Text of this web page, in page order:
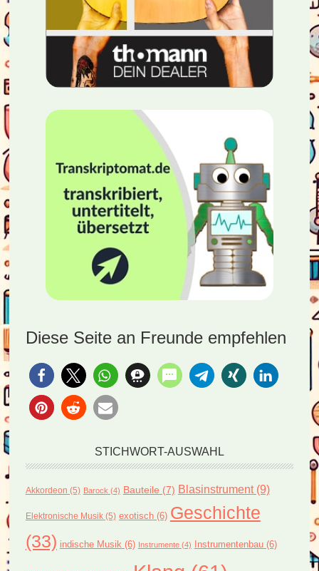
Diese Seite an Freunde empfehlen
STICHWORT-AUSWAHL
Akkordeon (5) Barock (4) Bauteile (7) Blasinstrument(9)
Elektronische Musik(5) exotisch(6) Geschichte
(33) indische Musik (6) Instrumente(4) Instrumentenbau(6)